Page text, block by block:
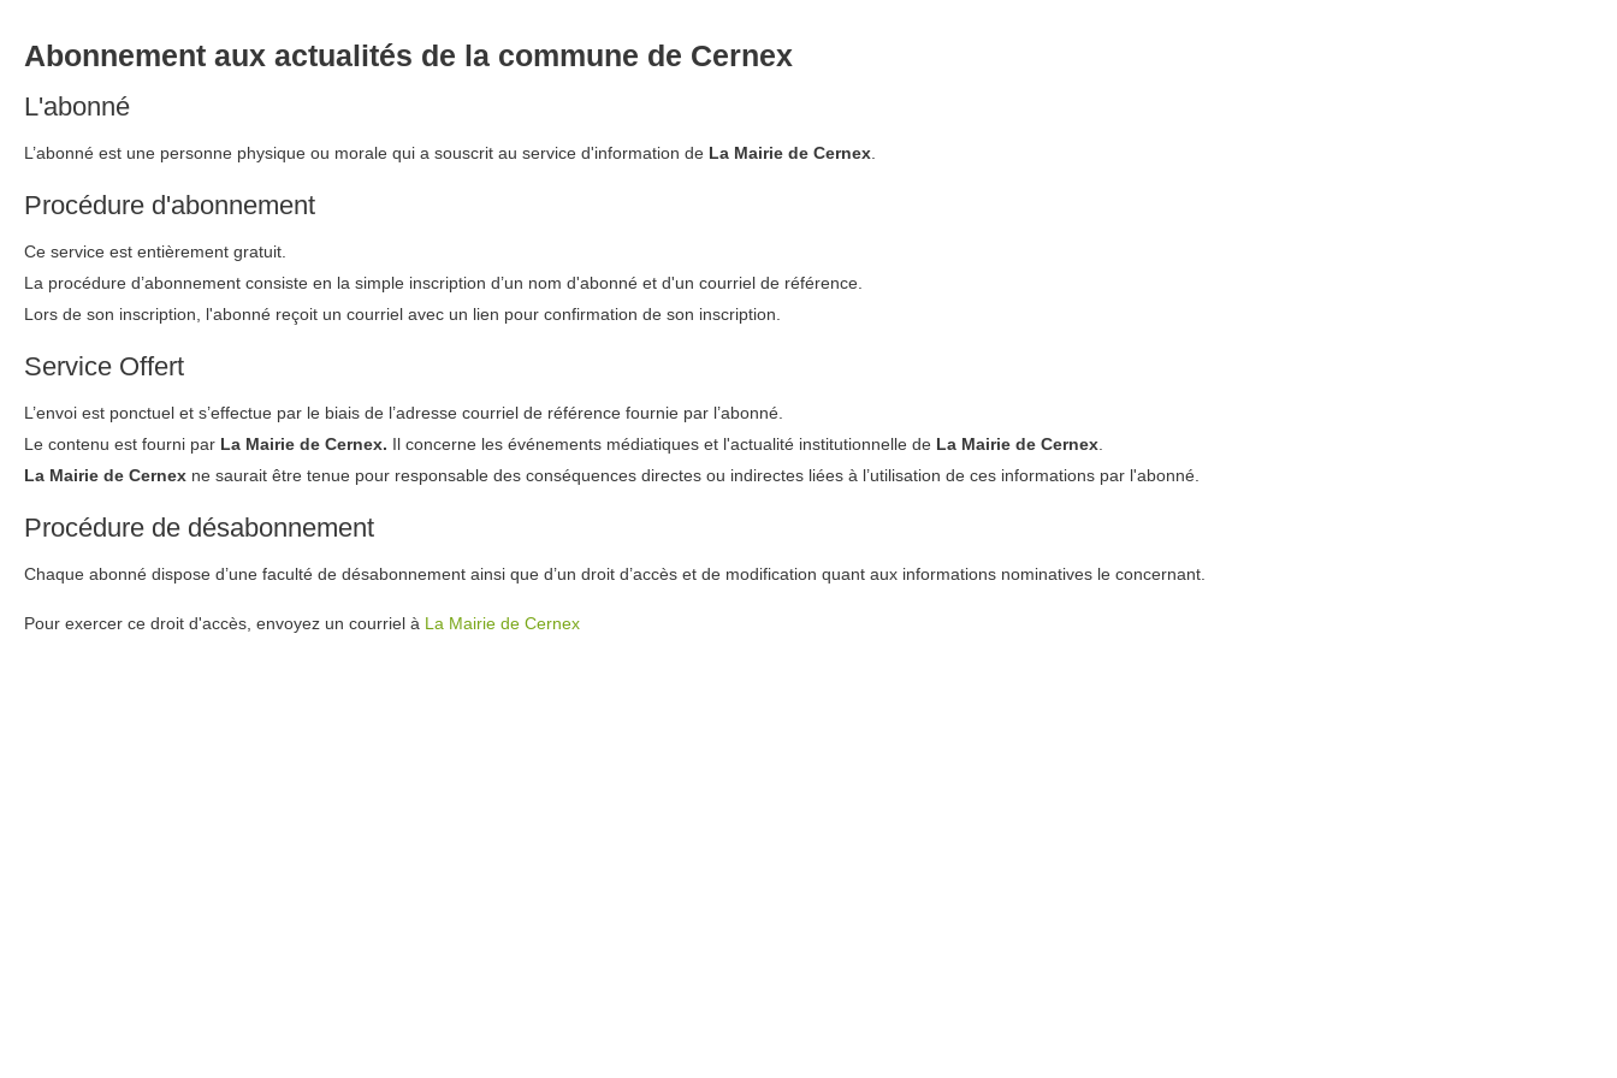
Abonnement aux actualités de la commune de Cernex
L'abonné
L’abonné est une personne physique ou morale qui a souscrit au service d'information de La Mairie de Cernex
Procédure d'abonnement
Ce service est entièrement gratuit.
La procédure d’abonnement consiste en la simple inscription d’un nom d'abonné et d'un courriel de référence.
Lors de son inscription, l'abonné reçoit un courriel avec un lien pour confirmation de son inscription.
Service Offert
L’envoi est ponctuel et s’effectue par le biais de l’adresse courriel de référence fournie par l’abonné.
Le contenu est fourni par La Mairie de Cernex. Il concerne les événements médiatiques et l'actualité institutionnelle de La Mairie de Cernex
La Mairie de Cernex ne saurait être tenue pour responsable des conséquences directes ou indirectes liées à l’utilisation de ces informations par l'abonné.
Procédure de désabonnement
Chaque abonné dispose d’une faculté de désabonnement ainsi que d’un droit d’accès et de modification quant aux informations nominatives le concernant.
Pour exercer ce droit d'accès, envoyez un courriel à La Mairie de Cernex